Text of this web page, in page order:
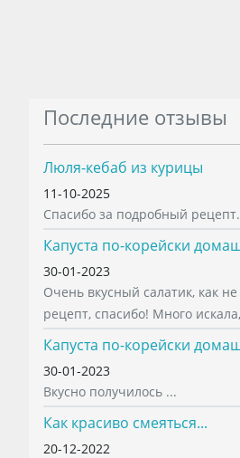
Последние отзывы
Люля-кебаб из курицы
11-10-2025
Спасибо за подробный
Капуста по-корейски
30-01-2023
Очень вкусный салатик, как не
рецепт, спасибо! Много
Капуста по-корейски
30-01-2023
Вкусно получилось ...
Как красиво смеяться...
20-12-2022